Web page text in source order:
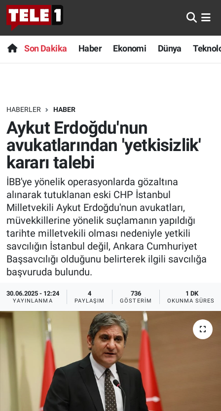
Son Dakika Haber Ekonomi Dünya
HABERLER HABER
Aykut Erdoğdu'nun
avukatlarından 'yetkisizlik'
kararı talebi
İBB'ye yönelik operasyonlarda gözaltına
alınarak tutuklanan eski CHP İstanbul
Milletvekili Aykut Erdoğdu'nun avukatları,
müvekkillerine yönelik suçlamanın yapıldığı
tarihte milletvekili olması nedeniyle yetkili
savcılığın İstanbul değil, Ankara Cumhuriyet
Başsavcılığı olduğunu belirterek ilgili savcılığa
başvuruda bulundu.
30.06.2025 - 12:24
YAYINLANMA
4
PAYLAŞIM
736
GÖSTERIM
1 DK
OKUNMA SÜRESI
Anında Manşet
Başka Sohbetler
Bilim turu
Bilim ve Teknoloji Evreni
Doğa Konuşuyor
Dünya
Ege Saati
Ege'den Esintiler
Eğitim
Eğlence
Ekonomi
Forum
Gerçeğin İzinde
Gün Başlıyor
Son Dakika
Haber
Dünya
Teknoloji
Sağlık
Spor
Yayın Akışı
İletişim
Nöbetçi Eczaneler
Hava Durumu
Trafik Durumu
Süper Lig Puan Durumu ve Fikstür
Tüm Manşetler
Son Dakika Haberleri
Haber Arşivi